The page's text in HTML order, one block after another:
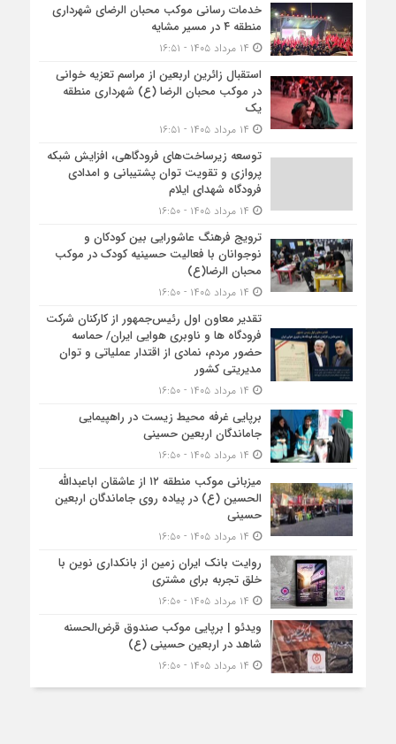
خدمات رسانی موکب محبان الرضای شهرداری
منطقه ۴ در مسیر مشایه
استقبال زائرین اربعین از مراسم تعزیه خوانی
در موکب محبان الرضا (ع) شهرداری منطقه
یک
توسعه زیرساخت‌های فرودگاهی، افزایش شبکه
پروازی و تقویت توان پشتیبانی و امدادی
فرودگاه شهدای ایلام
ترویج فرهنگ عاشورایی بین کودکان و
نوجوانان با فعالیت حسینیه کودک در موکب
محبان الرضا(ع)
تقدیر معاون اول رئیس‌جمهور از کارکنان شرکت
فرودگاه ها و ناوبری هوایی ایران/ حماسه
حضور مردم، نمادی از اقتدار عملیاتی و توان
مدیریتی کشور
برپایی غرفه محیط زیست در راهپیمایی
جاماندگان اربعین حسینی
میزبانی موکب منطقه ۱۲ از عاشقان اباعبدالله
الحسین (ع) در پیاده روی جاماندگان اربعین
حسینی
روایت بانک ایران زمین از بانکداری نوین با
خلق تجربه برای مشتری
ویدئو | برپایی موکب صندوق قرض‌الحسنه
شاهد در اربعین حسینی (ع)